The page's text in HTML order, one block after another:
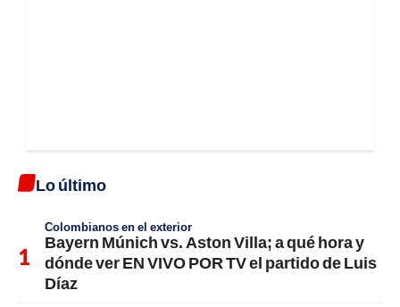
Lo último
Colombianos en el exterior
Bayern Múnich vs. Aston Villa; a qué hora y
dónde ver EN VIVO POR TV el partido de Luis
Díaz